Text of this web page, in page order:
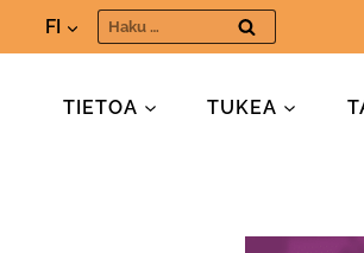
FI Haku:
TIETOA TUKEA